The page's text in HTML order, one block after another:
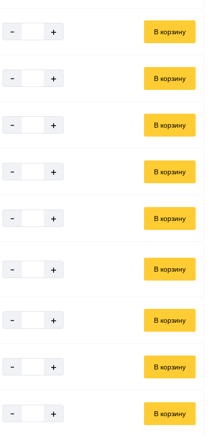
- + В корзину
- + В корзину
- + В корзину
- + В корзину
- + В корзину
- + В корзину
- + В корзину
- + В корзину
- + В корзину